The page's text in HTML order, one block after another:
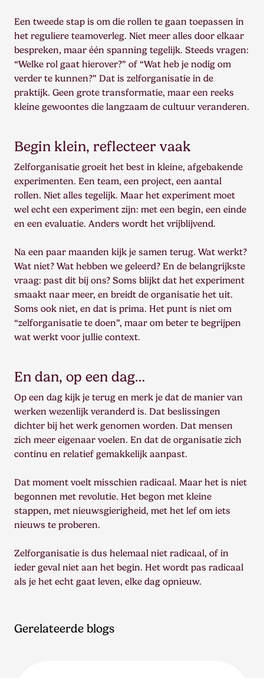
Een tweede stap is om die rollen te gaan toepassen in
het reguliere teamoverleg. Niet meer alles door elkaar
bespreken, maar één spanning tegelijk. Steeds vragen:
“Welke rol gaat hierover?” of “Wat heb je nodig om
verder te kunnen?” Dat is zelforganisatie in de
praktijk. Geen grote transformatie, maar een reeks
kleine gewoontes die langzaam de cultuur veranderen.
Begin klein, reflecteer vaak
Zelforganisatie groeit het best in kleine, afgebakende
experimenten. Een team, een project, een aantal
rollen. Niet alles tegelijk. Maar het experiment moet
wel echt een experiment zijn: met een begin, een einde
en een evaluatie. Anders wordt het vrijblijvend.
Na een paar maanden kijk je samen terug. Wat werkt?
Wat niet? Wat hebben we geleerd? En de belangrijkste
vraag: past dit bij ons? Soms blijkt dat het experiment
smaakt naar meer, en breidt de organisatie het uit.
Soms ook niet, en dat is prima. Het punt is niet om
“zelforganisatie te doen”, maar om beter te begrijpen
wat werkt voor jullie context.
En dan, op een dag…
Op een dag kijk je terug en merk je dat de manier van
werken wezenlijk veranderd is. Dat beslissingen
dichter bij het werk genomen worden. Dat mensen
zich meer eigenaar voelen. En dat de organisatie zich
continu en relatief gemakkelijk aanpast.
Dat moment voelt misschien radicaal. Maar het is niet
begonnen met revolutie. Het begon met kleine
stappen, met nieuwsgierigheid, met het lef om iets
nieuws te proberen.
Zelforganisatie is dus helemaal niet radicaal, of in
ieder geval niet aan het begin. Het wordt pas radicaal
als je het echt gaat leven, elke dag opnieuw.
Gerelateerde blogs